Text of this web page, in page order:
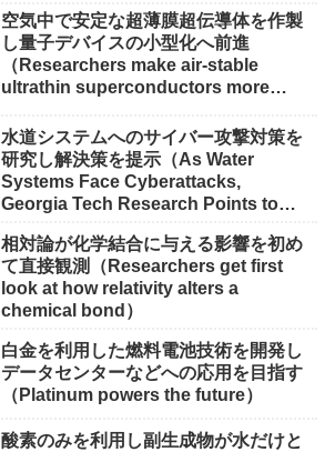
空気中で安定な超薄膜超伝導体を作製
し量子デバイスの小型化へ前進
（Researchers make air-stable
ultrathin superconductors more
水道システムへのサイバー攻撃対策を
研究し解決策を提示（As Water
Systems Face Cyberattacks,
Georgia Tech Research Points to
相対論が化学結合に与える影響を初め
て直接観測（Researchers get first
look at how relativity alters a
chemical bond）
白金を利用した燃料電池技術を開発し
データセンターなどへの応用を目指す
（Platinum powers the future）
酸素のみを利用し副生成物が水だけと